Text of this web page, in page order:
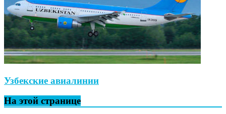
Узбекские авиалинии
На этой странице